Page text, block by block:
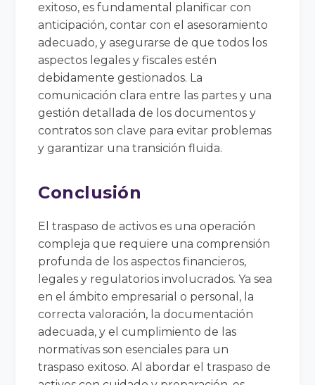
exitoso, es fundamental planificar con
anticipación, contar con el asesoramiento
adecuado, y asegurarse de que todos los
aspectos legales y fiscales estén
debidamente gestionados. La
comunicación clara entre las partes y una
gestión detallada de los documentos y
contratos son clave para evitar problemas
y garantizar una transición fluida.
Conclusión
El traspaso de activos es una operación
compleja que requiere una comprensión
profunda de los aspectos financieros,
legales y regulatorios involucrados. Ya sea
en el ámbito empresarial o personal, la
correcta valoración, la documentación
adecuada, y el cumplimiento de las
normativas son esenciales para un
traspaso exitoso. Al abordar el traspaso de